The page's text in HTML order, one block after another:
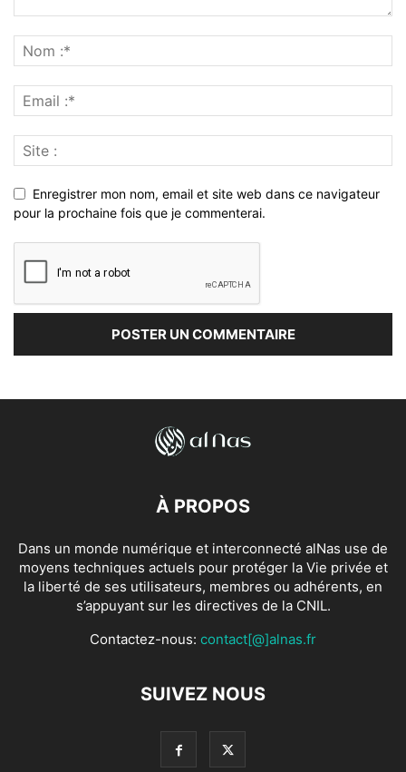
Enregistrer mon nom, email et site web dans ce navigateur
pour la prochaine fois que je commenterai.
À PROPOS
Dans un monde numérique et interconnecté alNas use de
moyens techniques actuels pour protéger la Vie privée et
la liberté de ses utilisateurs, membres ou adhérents, en
s’appuyant sur les directives de la CNIL.
Contactez-nous: contact[@]alnas.fr
SUIVEZ NOUS